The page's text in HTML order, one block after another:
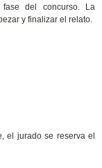
del concurso. La
y finalizar el relato.
el jurado se reserva el